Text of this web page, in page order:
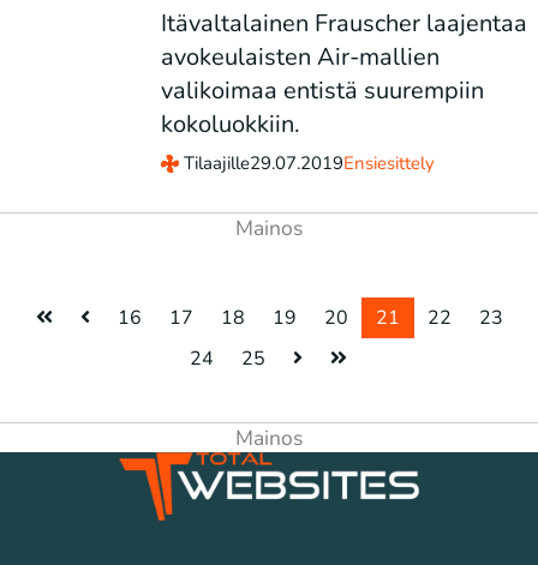
Itävaltalainen Frauscher laajentaa
avokeulaisten Air-mallien
valikoimaa entistä suurempiin
kokoluokkiin.
Tilaajille29.07.2019Ensiesittely
16 17 18 19 20 21 22
23
24
25